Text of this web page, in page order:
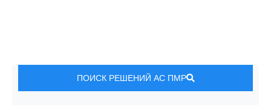
ПОИСК РЕШЕНИЙ АС ПМР